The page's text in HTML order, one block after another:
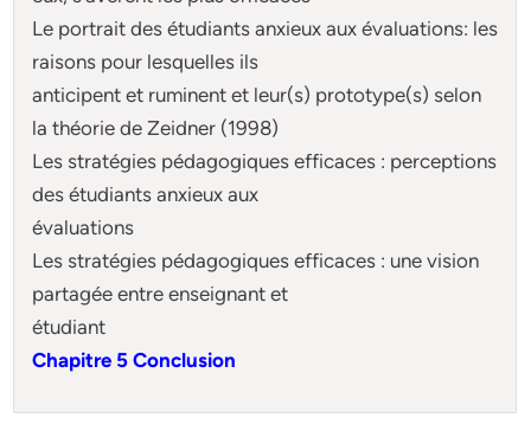
Le portrait des étudiants anxieux aux évaluations: les
raisons pour lesquelles ils
anticipent et ruminent et leur(s) prototype(s) selon
la théorie de Zeidner (1998)
Les stratégies pédagogiques efficaces : perceptions
des étudiants anxieux aux
évaluations
Les stratégies pédagogiques efficaces : une vision
partagée entre enseignant et
étudiant
Chapitre 5 Conclusion